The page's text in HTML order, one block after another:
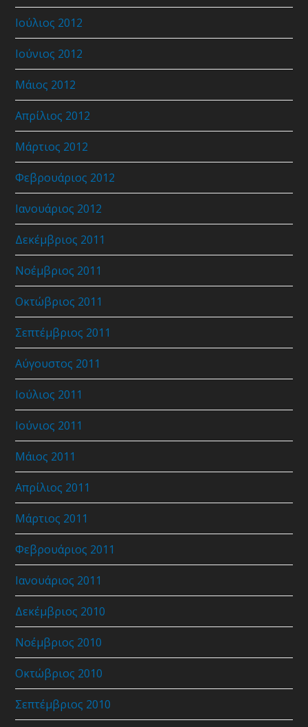
Ιούλιος 2012
Ιούνιος 2012
Μάιος 2012
Απρίλιος 2012
Μάρτιος 2012
Φεβρουάριος 2012
Ιανουάριος 2012
Δεκέμβριος 2011
Νοέμβριος 2011
Οκτώβριος 2011
Σεπτέμβριος 2011
Αύγουστος 2011
Ιούλιος 2011
Ιούνιος 2011
Μάιος 2011
Απρίλιος 2011
Μάρτιος 2011
Φεβρουάριος 2011
Ιανουάριος 2011
Δεκέμβριος 2010
Νοέμβριος 2010
Οκτώβριος 2010
Σεπτέμβριος 2010